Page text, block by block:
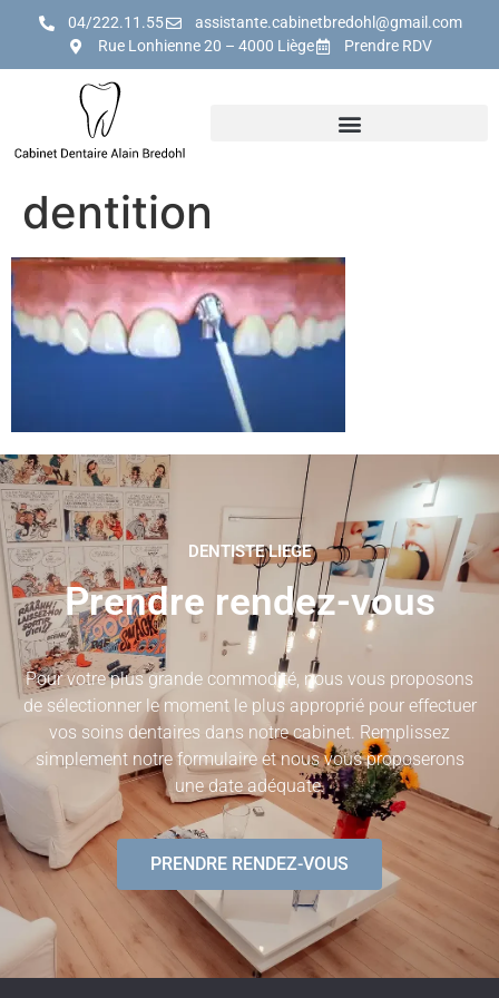
04/222.11.55
assistante.cabinetbredohl@gmail.com
Rue Lonhienne 20 – 4000 Liège
Prendre RDV
dentition
DENTISTE LIEGE
Prendre rendez-vous
Pour votre plus grande commodité, nous vous proposons
de sélectionner le moment le plus approprié pour effectuer
vos soins dentaires dans notre cabinet. Remplissez
simplement notre formulaire et nous vous proposerons
une date adéquate.
PRENDRE RENDEZ-VOUS